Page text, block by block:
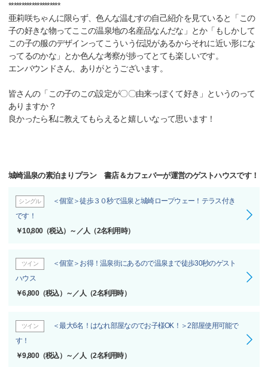
********************
亜莉咲ちゃんに限らず、色んな温むすの自己紹介を見ていると「この
子の好きな物ってここの温泉地の名産品なんだな」とか「もしかして
この子の服のデザインってこういう伝説があるからそれに近い形にな
ってるのかな」とか色んな考察が捗ってとても楽しいです。
エンバウンドさん、ありがとうございます。
皆さんの「この子のこの設定が〇〇由来っぽくて好き」というのって
ありますか？
良かったら私に教えてもらえると嬉しいなって思います！
城崎温泉の素泊まりプラン 書店＆カフェバーが運営のゲストハウスです！
シングル
＜個室＞徒歩３０秒で温泉と城崎ロープウェー！テラス付き
です！
￥10,800（税込）～／人（2名利用時）
ツイン
＜個室＞お得！温泉街にあるので温泉まで徒歩30秒のゲスト
ハウス
￥6,800（税込）～／人（2名利用時）
ツイン
＜最大6名！はなれ部屋なのでお子様OK！＞2部屋使用可能で
す！
￥9,800（税込）～／人（2名利用時）